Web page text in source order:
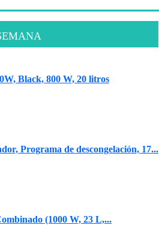
Black, 800 W, 20 litros
Programa de descongelación, 17...
(1000 W, 23 L,...